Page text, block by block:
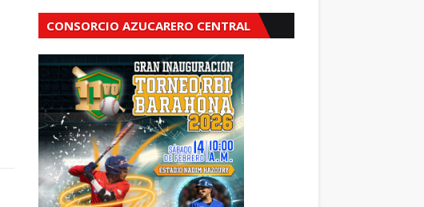
CONSORCIO AZUCARERO CENTRAL